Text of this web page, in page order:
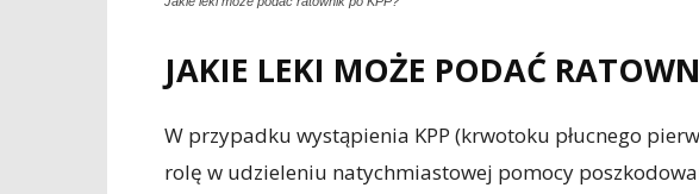
JAKIE LEKI MOŻE PODAĆ
W przypadku wystąpienia KPP (krwotoku płucnego
rolę w udzieleniu natychmiastowej pomocy